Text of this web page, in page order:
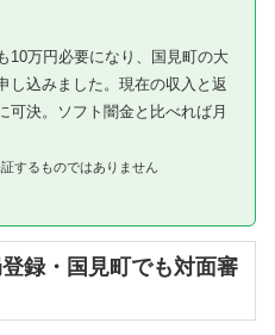
10万円必要になり、国見町の大
し込みました。現在の収入と返
可決。ソフト闇金と比べれば月
するものではありません
録・国見町でも対面審